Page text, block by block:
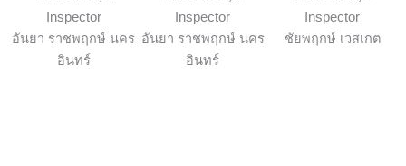
อันยา ราชพฤกษ์ นคร
อินทร์
อันยา ราชพฤกษ์ นคร
อินทร์
ชัยพฤกษ์ เวสเกต